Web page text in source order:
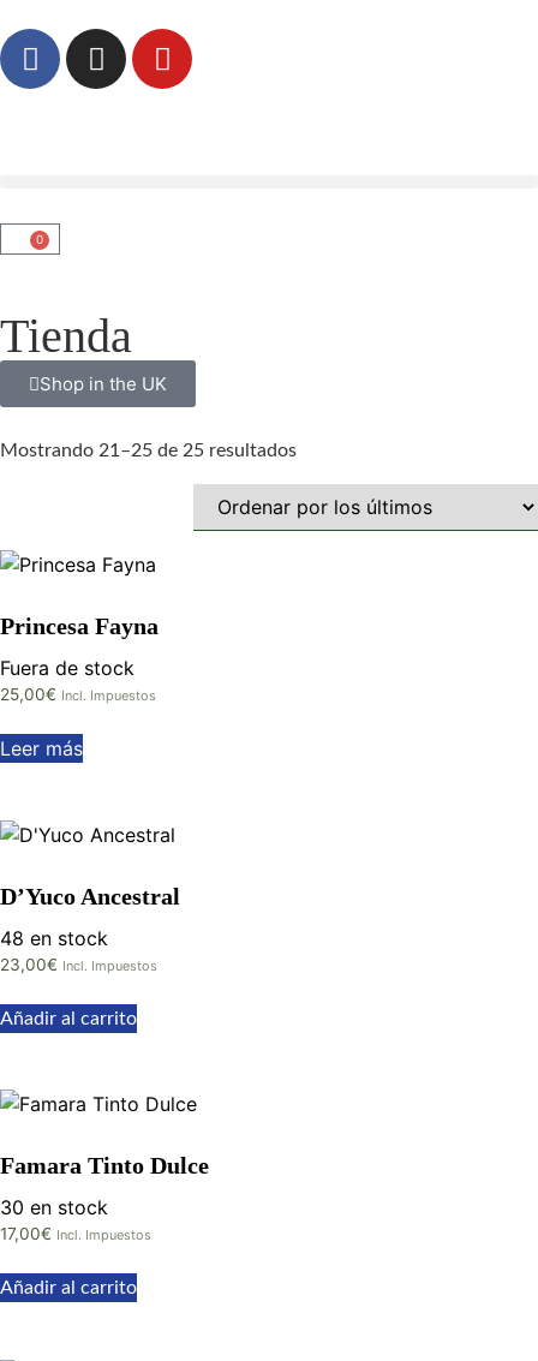
0
Tienda
Shop in the UK
Mostrando 21–25 de 25 resultados
Princesa Fayna
Fuera de stock
25,00€ Incl. Impuestos
Leer más
D’Yuco Ancestral
48 en stock
23,00€ Incl. Impuestos
Añadir al carrito
Famara Tinto Dulce
30 en stock
17,00€ Incl. Impuestos
Añadir al carrito